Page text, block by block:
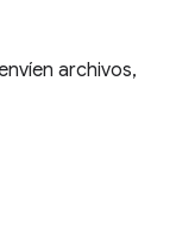
archivos,